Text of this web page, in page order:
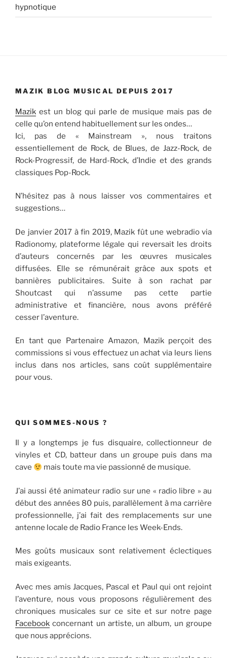
hypnotique
MAZIK BLOG MUSICAL DEPUIS 2017
Mazik est un blog qui parle de musique mais pas de
celle qu’on entend habituellement sur les ondes…
Ici, pas de « Mainstream », nous traitons
essentiellement de Rock, de Blues, de Jazz-Rock, de
Rock-Progressif, de Hard-Rock, d’Indie et des grands
classiques Pop-Rock.
N’hésitez pas à nous laisser vos commentaires et
suggestions…
De janvier 2017 à fin 2019, Mazik fût une webradio via
Radionomy, plateforme légale qui reversait les droits
d’auteurs concernés par les œuvres musicales
diffusées. Elle se rémunérait grâce aux spots et
bannières publicitaires. Suite à son rachat par
Shoutcast qui n’assume pas cette partie
administrative et financière, nous avons préféré
cesser l’aventure.
En tant que Partenaire Amazon, Mazik perçoit des
commissions si vous effectuez un achat via leurs liens
inclus dans nos articles, sans coût supplémentaire
pour vous.
QUI SOMMES-NOUS ?
Il y a longtemps je fus disquaire, collectionneur de
vinyles et CD, batteur dans un groupe puis dans ma
cave
mais toute ma vie passionné de musique.
J’ai aussi été animateur radio sur une « radio libre » au
début des années 80 puis, parallèlement à ma carrière
professionnelle, j’ai fait des remplacements sur une
antenne locale de Radio France les Week-Ends.
Mes goûts musicaux sont relativement éclectiques
mais exigeants.
Avec mes amis Jacques, Pascal et Paul qui ont rejoint
l’aventure, nous vous proposons régulièrement des
chroniques musicales sur ce site et sur notre page
Facebook concernant un artiste, un album, un groupe
que nous apprécions.